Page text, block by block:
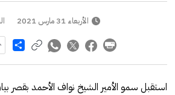
الأربعاء 31 مارس 2021
Share
استقبل سمو الأمير الشيخ نواف الأحمد بقصر